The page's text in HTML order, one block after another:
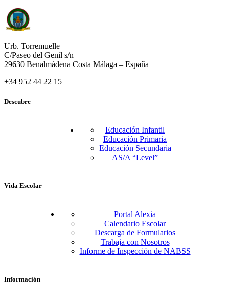
Urb. Torremuelle
C/Paseo del Genil s/n
29630 Benalmádena Costa Málaga – España
+34 952 44 22 15
Descubre
Educación Infantil
Educación Primaria
Educación Secundaria
AS/A “Level”
Vida Escolar
Portal Alexia
Calendario Escolar
Descarga de Formularios
Trabaja con Nosotros
Informe de Inspección de NABSS
Información